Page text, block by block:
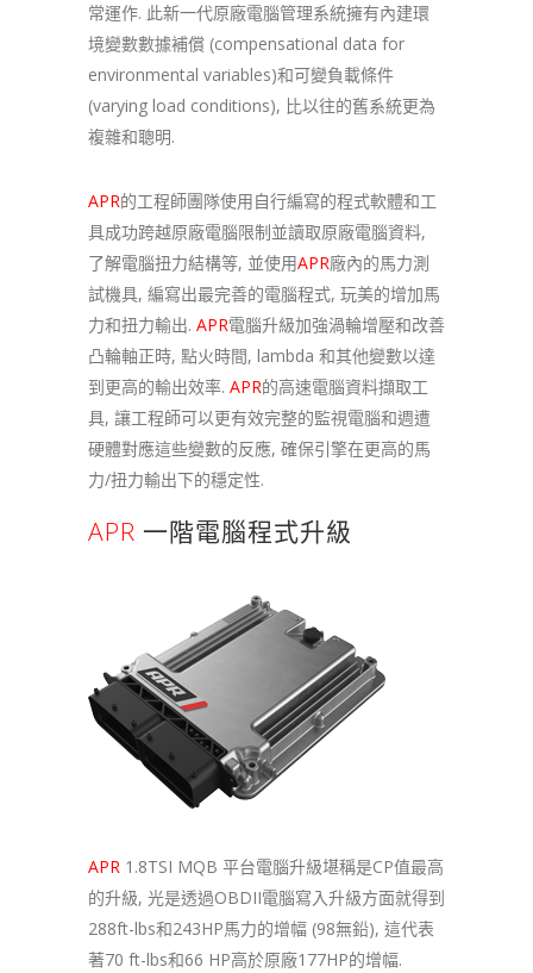
常運作. 此新一代原廠電腦管理系統擁有內建環
境變數數據補償 (compensational data for
environmental variables)和可變負載條件
(varying load conditions), 比以往的舊系統更為
複雜和聰明.
APR的工程師團隊使用自行編寫的程式軟體和工
具成功跨越原廠電腦限制並讀取原廠電腦資料,
了解電腦扭力結構等, 並使用APR廠內的馬力測
試機具, 編寫出最完善的電腦程式, 玩美的增加馬
力和扭力輸出. APR電腦升級加強渦輪增壓和改善
凸輪軸正時, 點火時間, lambda 和其他變數以達
到更高的輸出效率. APR的高速電腦資料擷取工
具, 讓工程師可以更有效完整的監視電腦和週遭
硬體對應這些變數的反應, 確保引擎在更高的馬
力/扭力輸出下的穩定性.
APR 一階電腦程式升級
APR 1.8TSI MQB 平台電腦升級堪稱是CP值最高
的升級, 光是透過OBDII電腦寫入升級方面就得到
288ft-lbs和243HP馬力的增幅 (98無鉛), 這代表
著70 ft-lbs和66 HP高於原廠177HP的增幅.